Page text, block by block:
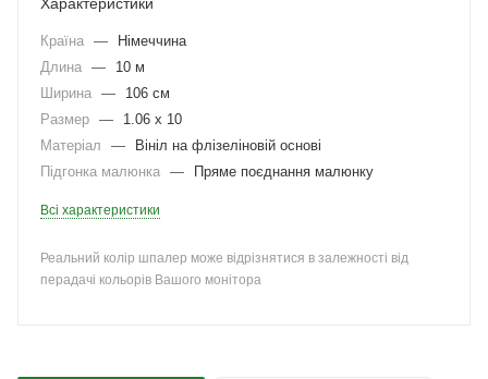
Країна —
Німеччина
Длина —
10 м
Ширина —
106 см
Размер —
1.06 x 10
Матеріал
—
Вініл на флізеліновій основі
Підгонка малюнка — Пряме поєднання малюнку
Всі характеристики
Реальний колір шпалер може відрізнятися в залежності від
перадачі кольорів Вашого монітора